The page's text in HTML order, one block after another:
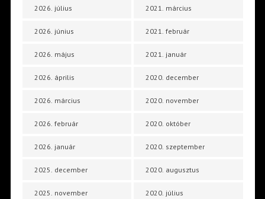
2026. július
2026. június
2026. május
2026. április
2026. március
2026. február
2026. január
2025. december
2025. november
2021. március
2021. február
2021. január
2020. december
2020. november
2020. október
2020. szeptember
2020. augusztus
2020. július